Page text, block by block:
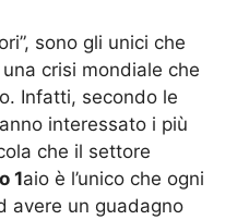
sono gli unici che
crisi mondiale che
Infatti, secondo le
interessato i più
che il settore
1aio è l’unico che ogni
avere un guadagno